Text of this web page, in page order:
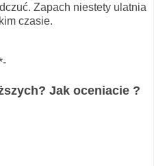
Zapach niestety ulatnia
czasie.
Jak oceniacie ?